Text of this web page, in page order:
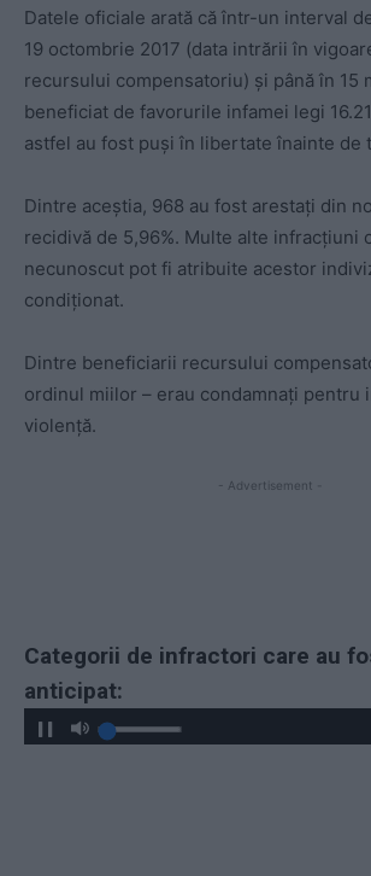
Datele oficiale arată că într-un interval
19 octombrie 2017 (data intrării în
recursului compensatoriu) și până în 15
beneficiat de favorurile infamei legi
astfel au fost puși în libertate înainte de
Dintre aceștia, 968 au fost arestați din
recidivă de 5,96%. Multe alte infracțiuni
necunoscut pot fi atribuite acestor
condiționat.
Dintre beneficiarii recursului
ordinul miilor – erau condamnați pentru
violență.
- Advertisement -
Categorii de infractori care au
anticipat: